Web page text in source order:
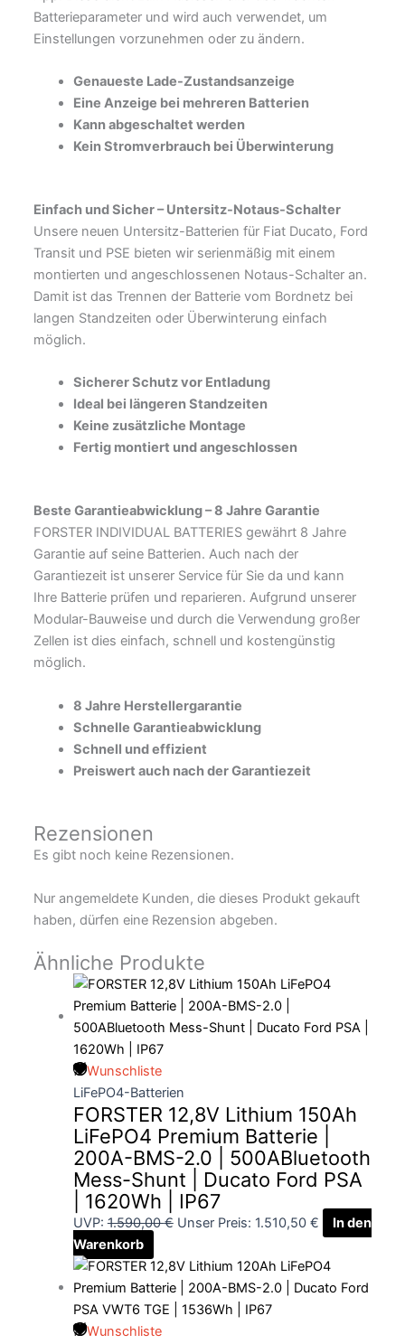
Batterieparameter und wird auch verwendet, um
Einstellungen vorzunehmen oder zu ändern.
Genaueste Lade-Zustandsanzeige
Eine Anzeige bei mehreren Batterien
Kann abgeschaltet werden
Kein Stromverbrauch bei Überwinterung
Einfach und Sicher –Untersitz-Notaus-Schalter
Unsere neuen Untersitz-Batterien für Fiat Ducato, Ford
Transit und PSE bieten wir serienmäßig mit einem
montierten und angeschlossenen Notaus-Schalter an.
Damit ist das Trennen der Batterie vom Bordnetz bei
langen Standzeiten oder Überwinterung einfach
möglich.
Sicherer Schutz vor Entladung
Ideal bei längeren Standzeiten
Keine zusätzliche Montage
Fertig montiert und angeschlossen
Beste Garantieabwicklung –8 Jahre Garantie
FORSTER INDIVIDUAL BATTERIES gewährt 8 Jahre
Garantie auf seine Batterien. Auch nach der
Garantiezeit ist unserer Service für Sie da und kann
Ihre Batterie prüfen und reparieren. Aufgrund unserer
Modular-Bauweise und durch die Verwendung großer
Zellen ist dies einfach, schnell und kostengünstig
möglich.
8 Jahre Herstellergarantie
Schnelle Garantieabwicklung
Schnell und effizient
Preiswert auch nach der Garantiezeit
Rezensionen
Es gibt noch keine Rezensionen.
Nur angemeldete Kunden, die dieses Produkt gekauft
haben, dürfen eine Rezension abgeben.
Ähnliche Produkte
Wunschliste
LiFePO4-Batterien
FORSTER 12,8V Lithium 150Ah
LiFePO4 Premium Batterie |
200A-BMS-2.0 | 500ABluetooth
Mess-Shunt | Ducato Ford PSA
| 1620Wh | IP67
UVP: 1.590,00€ Unser Preis: 1.510,50 €
In den
Warenkorb
Wunschliste